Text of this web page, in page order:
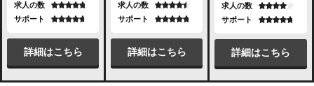
求人の数
サポート
詳細はこちら
求人の数
サポート
詳細はこちら
求人の数
サポート
詳細はこちら